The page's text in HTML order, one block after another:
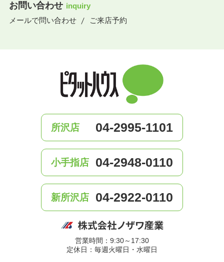
お問い合わせ inquiry
メールで問い合わせ
ご来店予約
所沢店 04-2995-1101
小手指店 04-2948-0110
新所沢店 04-2922-0110
営業時間：9:30～17:30
定休日：毎週火曜日・水曜日